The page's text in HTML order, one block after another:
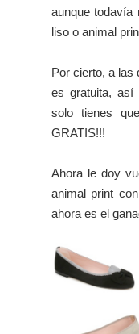
aunque todavía
liso o animal
Por cierto, a las
es gratuita,
solo tienes
GRATIS!!!
Ahora le doy
animal print
ahora es el